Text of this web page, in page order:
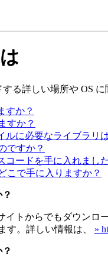
る詳しい場所や OS に
すか？
すか？
ルに必要なライブラリ
ですか？
コードを手に入れまし
こで手に入りますか？
イトからでもダウンロ
す。詳しい情報は、 »